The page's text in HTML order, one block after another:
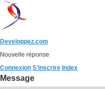
Developpez.com
Nouvelle réponse
Connexion S'inscrire Index
Message